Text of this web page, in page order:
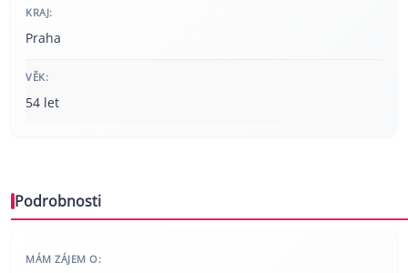
KRAJ:
Praha
VĚK:
54 let
Podrobnosti
MÁM ZÁJEM O: